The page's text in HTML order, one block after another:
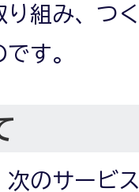
組み、つ
す。
次のサービ